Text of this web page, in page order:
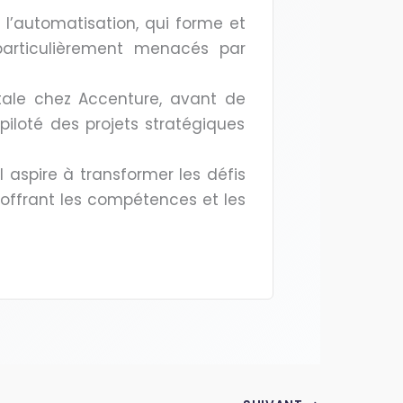
qui forme et
menacés par
chez Accenture, avant de
des projets stratégiques
aspire à transformer les défis
les compétences et les